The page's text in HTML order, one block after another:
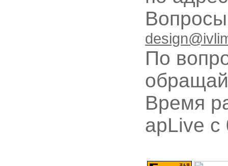
По
Время
apLive c